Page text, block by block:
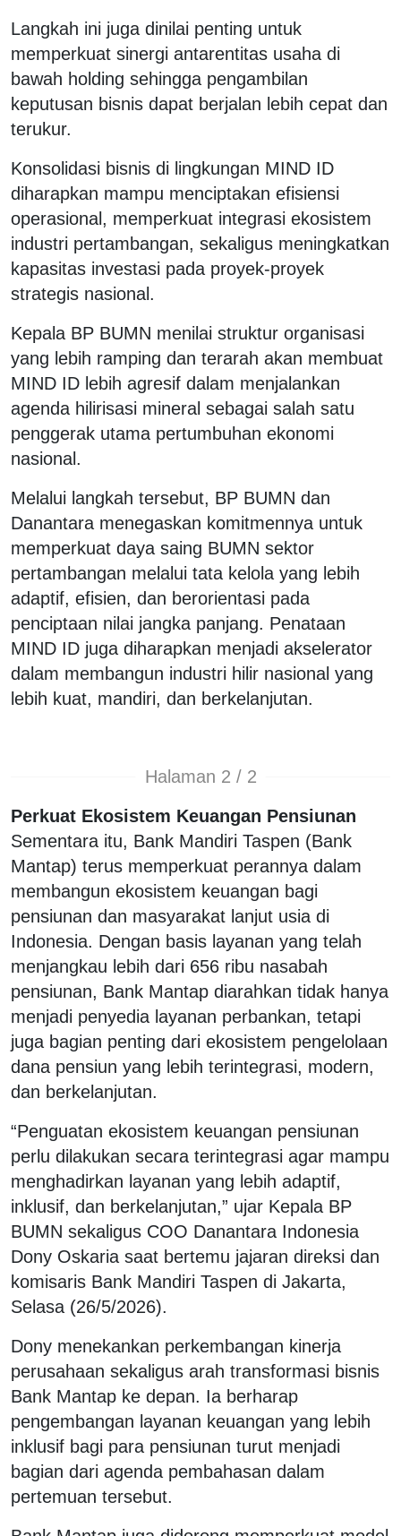
Langkah ini juga dinilai penting untuk
memperkuat sinergi antarentitas usaha di
bawah holding sehingga pengambilan
keputusan bisnis dapat berjalan lebih cepat dan
terukur.
Konsolidasi bisnis di lingkungan MIND ID
diharapkan mampu menciptakan efisiensi
operasional, memperkuat integrasi ekosistem
industri pertambangan, sekaligus meningkatkan
kapasitas investasi pada proyek-proyek
strategis nasional.
Kepala BP BUMN menilai struktur organisasi
yang lebih ramping dan terarah akan membuat
MIND ID lebih agresif dalam menjalankan
agenda hilirisasi mineral sebagai salah satu
penggerak utama pertumbuhan ekonomi
nasional.
Melalui langkah tersebut, BP BUMN dan
Danantara menegaskan komitmennya untuk
memperkuat daya saing BUMN sektor
pertambangan melalui tata kelola yang lebih
adaptif, efisien, dan berorientasi pada
penciptaan nilai jangka panjang. Penataan
MIND ID juga diharapkan menjadi akselerator
dalam membangun industri hilir nasional yang
lebih kuat, mandiri, dan berkelanjutan.
Halaman 2 / 2
Perkuat Ekosistem Keuangan Pensiunan
Sementara itu, Bank Mandiri Taspen (Bank
Mantap) terus memperkuat perannya dalam
membangun ekosistem keuangan bagi
pensiunan dan masyarakat lanjut usia di
Indonesia. Dengan basis layanan yang telah
menjangkau lebih dari 656 ribu nasabah
pensiunan, Bank Mantap diarahkan tidak hanya
menjadi penyedia layanan perbankan, tetapi
juga bagian penting dari ekosistem pengelolaan
dana pensiun yang lebih terintegrasi, modern,
dan berkelanjutan.
“Penguatan ekosistem keuangan pensiunan
perlu dilakukan secara terintegrasi agar mampu
menghadirkan layanan yang lebih adaptif,
inklusif, dan berkelanjutan,” ujar Kepala BP
BUMN sekaligus COO Danantara Indonesia
Dony Oskaria saat bertemu jajaran direksi dan
komisaris Bank Mandiri Taspen di Jakarta,
Selasa (26/5/2026).
Dony menekankan perkembangan kinerja
perusahaan sekaligus arah transformasi bisnis
Bank Mantap ke depan. Ia berharap
pengembangan layanan keuangan yang lebih
inklusif bagi para pensiunan turut menjadi
bagian dari agenda pembahasan dalam
pertemuan tersebut.